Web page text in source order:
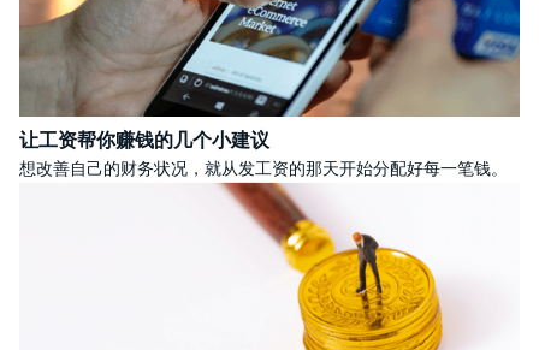
让工资帮你赚钱的几个小建议
想改善自己的财务状况，就从发工资的那天开始分配好每一笔钱。